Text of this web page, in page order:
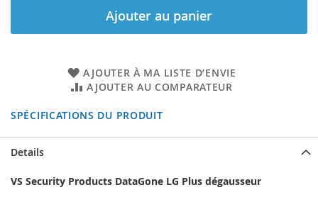
Ajouter au panier
AJOUTER À MA LISTE D’ENVIE
AJOUTER AU COMPARATEUR
SPÉCIFICATIONS DU PRODUIT
Details
VS Security Products DataGone LG Plus dégausseur